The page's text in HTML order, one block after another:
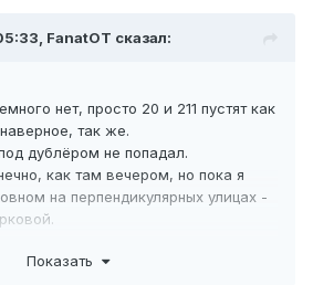
FanatOT сказал:
нет, просто 20 и 211 пустят как
так же.
дублёром не попадал.
как там вечером, но пока я
на перпендикулярных улицах -
- Перово в отдельный маршрут
Показать